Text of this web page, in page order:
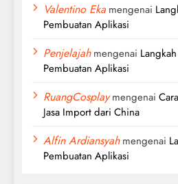
Valentino Eka mengenai
Pembuatan Aplikasi
Penjelajahmengenai
Pembuatan Aplikasi
RuangCosplaymengenai
Jasa Import dari China
Alfin Ardiansyahmengenai
Pembuatan Aplikasi